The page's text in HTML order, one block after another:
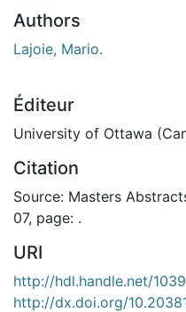
Authors
Lajoie, Mario.
Éditeur
University of Ottawa
Citation
Source: Masters
07, page: .
URI
http://hdl.handle.net/
http://dx.doi.org/